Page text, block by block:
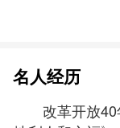
名人经历
改革开放